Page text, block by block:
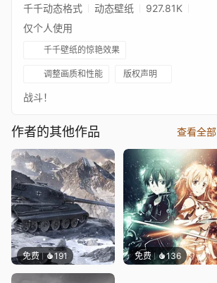
千千动态格式 动态壁纸
927.81K
仅个人使用
千千壁纸的惊艳效果
调整画质和性能 版权声明
战斗！
作者的其他作品 查看全部
免费 191 免费 136